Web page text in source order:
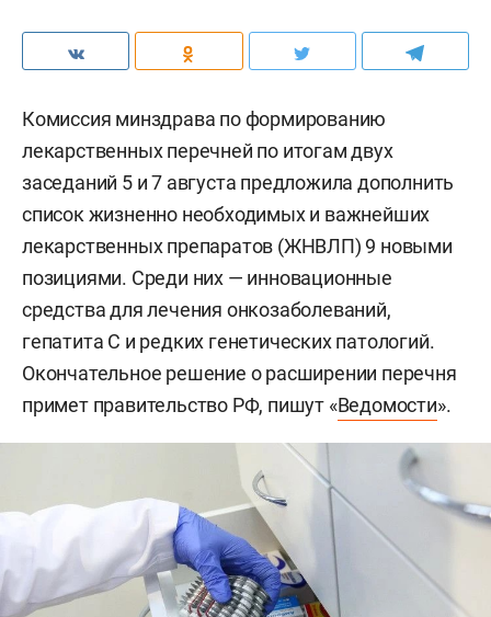
Комиссия минздрава по формированию
лекарственных перечней по итогам двух
заседаний 5 и 7 августа предложила дополнить
список жизненно необходимых и важнейших
лекарственных препаратов (ЖНВЛП) 9 новыми
позициями. Среди них — инновационные
средства для лечения онкозаболеваний,
гепатита С и редких генетических патологий.
Окончательное решение о расширении перечня
примет правительство РФ, пишут «Ведомости».